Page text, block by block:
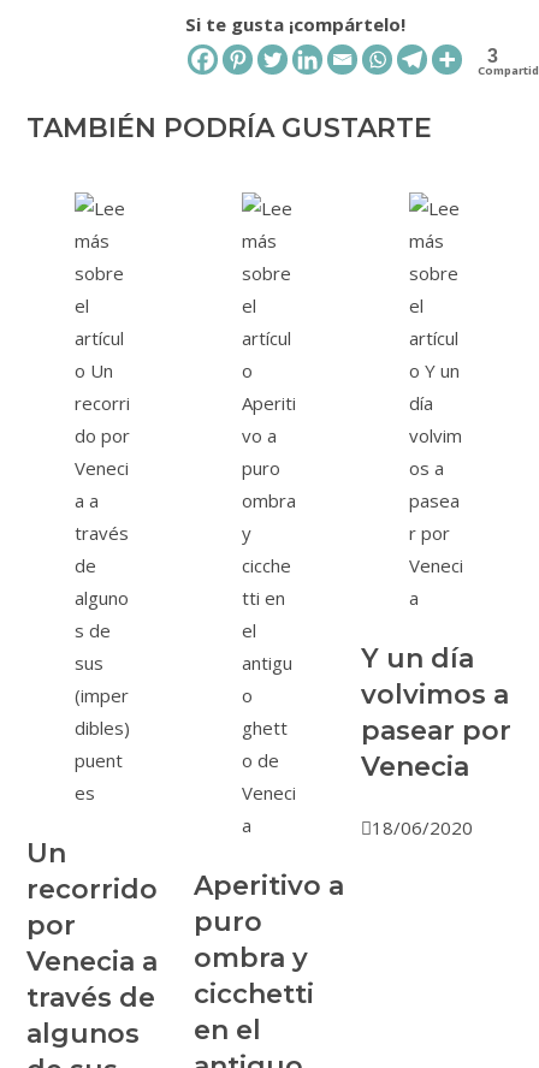
Si te gusta ¡compártelo!
3
TAMBIÉN PODRÍA GUSTARTE
Un
recorrido
por
Venecia a
través de
algunos
Aperitivo a
puro
ombra y
cicchetti
en el
Y un día
volvimos a
pasear por
Venecia
18/06/2020